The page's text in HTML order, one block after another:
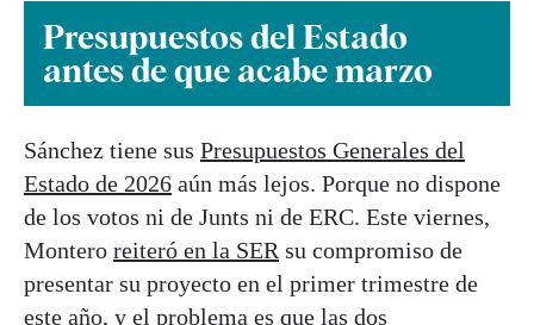
Presupuestos del Estado
antes de que acabe marzo
Sánchez tiene sus Presupuestos Generales del
Estado de 2026 aún más lejos. Porque no dispone
de los votos ni de Junts ni de ERC. Este viernes,
Montero reiteró en la SER su compromiso de
presentar su proyecto en el primer trimestre de
este año, y el problema es que las dos